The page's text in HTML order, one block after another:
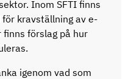
Inom SFTI finns
kravställning av e-
finns förslag på hur
igenom vad som